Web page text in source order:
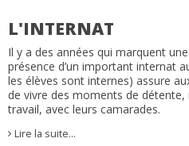
L'INTERNAT
Il y a des années qui marquent
présence d’un important internat
les élèves sont internes) assure
de vivre des moments de
travail, avec leurs camarades.
Lire la suite…